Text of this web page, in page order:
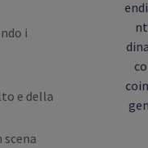
i
e della